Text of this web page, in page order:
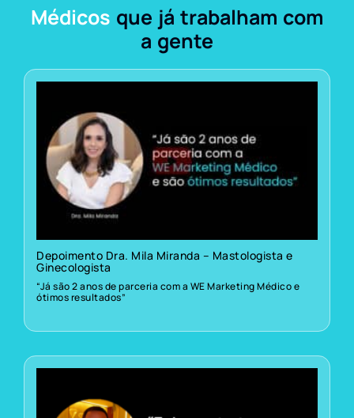
Médicos que já trabalham com
a gente
Depoimento Dra. Mila Miranda – Mastologista e
Ginecologista
“Já são 2 anos de parceria com a WE Marketing Médico e
ótimos resultados”